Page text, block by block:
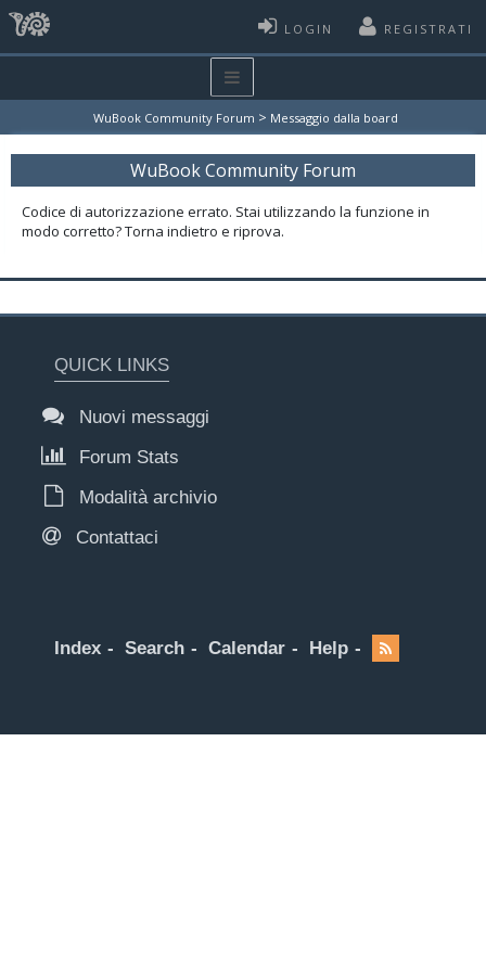
LOGIN REGISTRATI
WuBook Community Forum > Messaggio dalla board
WuBook Community Forum
Codice di autorizzazione errato. Stai utilizzando la funzione in
modo corretto? Torna indietro e riprova.
QUICK LINKS
Nuovi messaggi
Forum Stats
Modalità archivio
Contattaci
Index Search Calendar Help